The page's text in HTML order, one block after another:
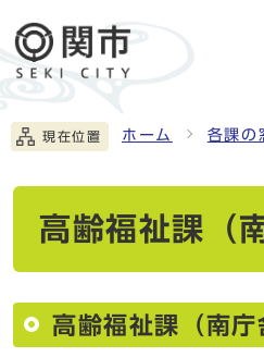
現在位置 ホーム 各課の
高齢福祉課（
高齢福祉課（南